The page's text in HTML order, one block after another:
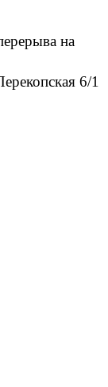
на
6/1